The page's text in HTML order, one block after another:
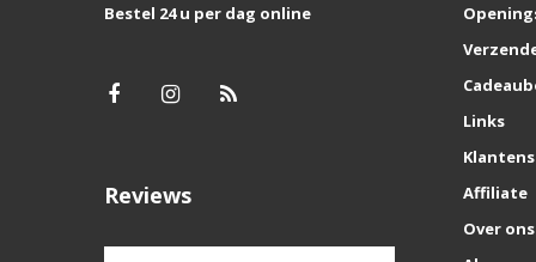
Bestel 24 u per dag online
Reviews
Links
Affiliate
Over ons